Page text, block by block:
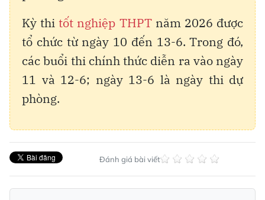
Kỳ thitốt nghiệp THPTnăm 2026 được
tổ chức từ ngày 10 đến 13-6. Trong đó,
các buổi thi chính thức diễn ra vào ngày
11 và 12-6; ngày 13-6 là ngày thi dự
phòng.
Đánh giá bài viết